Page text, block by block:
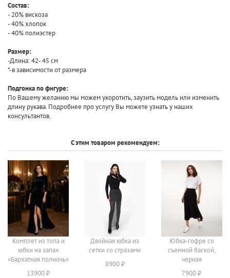
Состав:
- 20% вискоза
- 40% хлопок
- 40% полиэстер
Размер:
-Длина: 42- 45 cм
*-в зависимости от размера
Подгонка по фигуре:
По Вашему желанию мы можем укоротить, заузить модель или изменить
длину рукава. Подробнее про услугу Вы можете узнать у наших
консультантов.
С этим товаром рекомендуем:
Комплет из топа и
юбки на запах
«Бархатная полночь»
13900 ₽
Двойная юбка из
сетки со стразами
8900 ₽
Юбка-гофре со
съемной баской,
черная
7900 ₽